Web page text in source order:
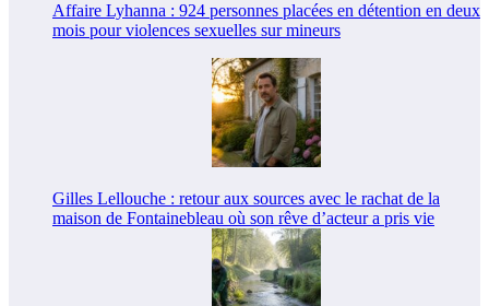
Affaire Lyhanna : 924 personnes placées en détention en deux
mois pour violences sexuelles sur mineurs
Gilles Lellouche : retour aux sources avec le rachat de la
maison de Fontainebleau où son rêve d’acteur a pris vie